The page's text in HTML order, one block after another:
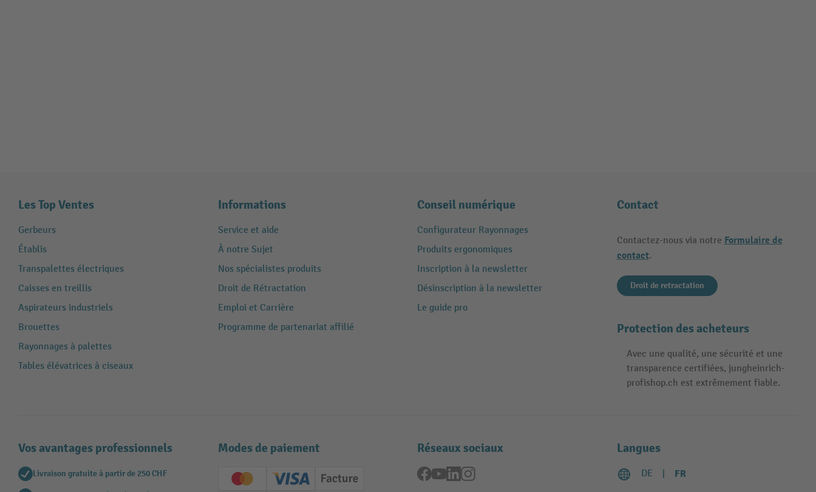
Les Top Ventes
Gerbeurs
Établis
Transpalettes électriques
Caisses en treillis
Aspirateurs industriels
Brouettes
Rayonnages à palettes
Tables élévatrices à ciseaux
Informations
Service et aide
À notre Sujet
Nos spécialistes produits
Droit de Rétractation
Emploi et Carrière
Programme de partenariat affilié
Conseil numérique
Configurateur Rayonnages
Produits ergonomiques
Inscription à la newsletter
Désinscription à la newsletter
Le guide pro
Contact
Contactez-nous via notre Formulaire de
contact.
Droit de retractation
Protection des acheteurs
Avec une qualité, une sécurité et une
transparence certifiées, jungheinrich-
profishop.ch est extrêmement fiable.
Vos avantages professionnels
Livraison gratuite à partir de 250 CHF
Modes de paiement
Creditcard (Master)Creditcard (Visa)
Facture
Réseaux sociaux
Facebook
YouTubeLinkedInInstagram
Langues
DE FR